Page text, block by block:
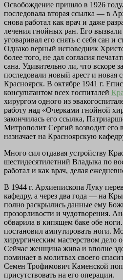
Освобождение пришло в 1926
последовала вторая ссылка — в
снова работал как врач и даже
лечения гнойных ран. Его
уговаривал его снять с себя сан и
Однако верный исповедник
более того, не дал согласия
сана. Удивительно ли, что вскоре
последовали новый арест и новая
Красноярск. В октябре 1941 г.
консультантом всех госпиталей
хирургом одного из
работу над «Очерками гнойной
закончилась его ссылка,
Митрополит Сергий возводит его
назначает на Красноярскую
Много сил отдавая устройству
шестидесятилетний Владыка по
работал и как врач, делая
В 1944 г. Архиепископа Луку
кафедру, а через два года — на
полно раскрылись данные ему
прозорливости и чудотворения.
обварила в кипящем баке обе
постановил ампутировать ноги.
хирургическим мастерством дело
Сейчас женщина жива и вполне
поминает в молитвах своего
Семен Трофимович Каменской
присутствовать на его операции.